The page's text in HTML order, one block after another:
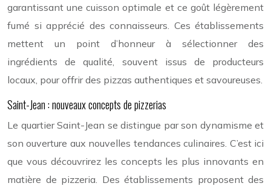
garantissant une cuisson optimale et ce goût légèrement
fumé si apprécié des connaisseurs. Ces établissements
mettent un point d’honneur à sélectionner des
ingrédients de qualité, souvent issus de producteurs
locaux, pour offrir des pizzas authentiques et savoureuses.
Saint-Jean : nouveaux concepts de pizzerias
Le quartier Saint-Jean se distingue par son dynamisme et
son ouverture aux nouvelles tendances culinaires. C’est ici
que vous découvrirez les concepts les plus innovants en
matière de pizzeria. Des établissements proposent des